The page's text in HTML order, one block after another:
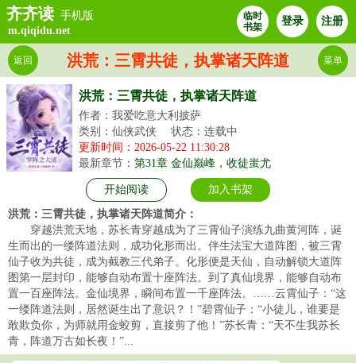
齐齐读 手机版
m.qiqidu.net
临时
书架
登录 注册
洪荒：三霄共徒，执掌诸天阵道
返回 菜单
洪荒：三霄共徒，执掌诸天阵道
作者：我爱吃意大利披萨
类别：仙侠武侠
状态：连载中
更新时间：2026-05-22 11:30:28
最新章节： 第31章 金仙巅峰，收徒蚩尤
开始阅读 加入书架
洪荒：三霄共徒，执掌诸天阵道简介：
穿越洪荒天地，苏长青穿越成为了三霄仙子演练九曲黄河阵，诞
生而出的一缕阵道法则，成功化形而出。伴生法宝大道阵图，被三霄
仙子收为共徒，成为截教三代弟子。化形便是天仙，自动解锁大道阵
图第一层封印，能够自动布置十座阵法。到了真仙境界，能够自动布
置一百座阵法。金仙境界，瞬间布置一千座阵法。……云霄仙子：“这
一缕阵道法则，居然诞生出了意识？！”碧霄仙子：“小徒儿，谁要是
敢欺负你，为师就用金蛟剪，直接剪了他！”苏长青：“天不生我苏长
青，阵道万古如长夜！”...